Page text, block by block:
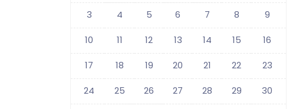
3 4 5 6 7 8 9
10 11 12 13 14 15 16
17 18 19 20 21 22 23
24 25 26 27 28 29 30